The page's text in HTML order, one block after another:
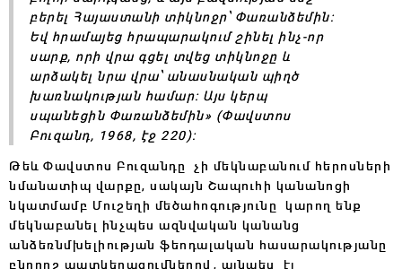
բերել Հայաստանի տիկնոջր՝ Փառանձեմին:
Եվ հրամայեց հրապարակում շինել ինչ-որ
սարք, որի վրա գցել տվեց տիկնոջը և
արձակել նրա վրա՝ անասնական պիղծ
խառնակության համար: Այս կերպ
սպանեցին Փառանձեմին» (Փավստոս
Բուզանդ, 1968, էջ 220):
Թեև Փավստոս Բուզանդը չի մեկնաբանում հերոսների
նմանատիպ վարքը, սակայն Շապուհի կանանոցի
նկատմամբ Մուշեղի մեծահոգությունը կարող ենք
մեկնաբանել ինչպես ազնվական կանանց
անձեռնմխելիության ֆեոդալական հասարա­կութ­յանը
բնորոշ պատկերա­ցումներով, այնպես էլ